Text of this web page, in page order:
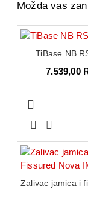
Smanjite
Možda vas
TiBase NB
7.539,00